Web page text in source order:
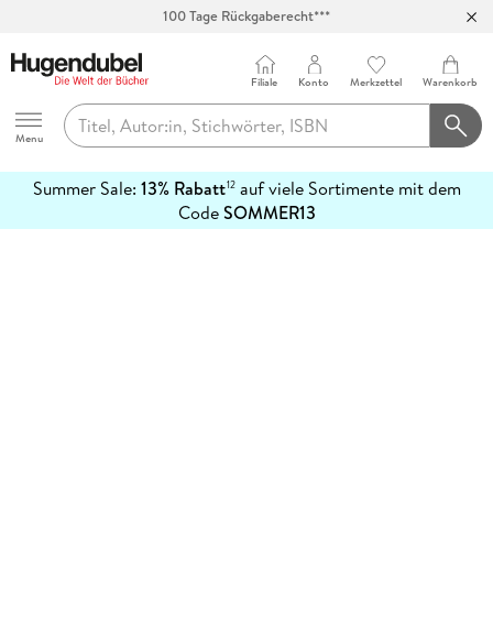
100 Tage Rückgaberecht***
Hugendubel
Menu
Filiale Konto Merkzettel Warenkorb
Summer Sale: 13% Rabatt12auf viele Sortimente mit dem
CodeSOMMER13
erfahren